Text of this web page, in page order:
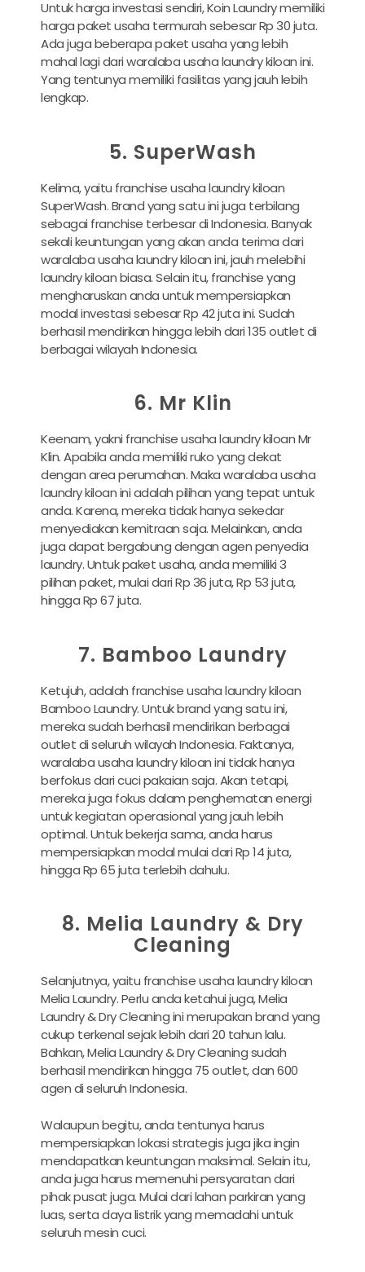
Untuk harga investasi sendiri, Koin Laundry memiliki
harga paket usaha termurah sebesar Rp 30 juta.
Ada juga beberapa paket usaha yang lebih
mahal lagi dari waralaba usaha laundry kiloan ini.
Yang tentunya memiliki fasilitas yang jauh lebih
lengkap.
5. SuperWash
Kelima, yaitu franchise usaha laundry kiloan
SuperWash. Brand yang satu ini juga terbilang
sebagai franchise terbesar di Indonesia. Banyak
sekali keuntungan yang akan anda terima dari
waralaba usaha laundry kiloan ini, jauh melebihi
laundry kiloan biasa. Selain itu, franchise yang
mengharuskan anda untuk mempersiapkan
modal investasi sebesar Rp 42 juta ini. Sudah
berhasil mendirikan hingga lebih dari 135 outlet di
berbagai wilayah Indonesia.
6. Mr Klin
Keenam, yakni franchise usaha laundry kiloan Mr
Klin. Apabila anda memiliki ruko yang dekat
dengan area perumahan. Maka waralaba usaha
laundry kiloan ini adalah pilihan yang tepat untuk
anda. Karena, mereka tidak hanya sekedar
menyediakan kemitraan saja. Melainkan, anda
juga dapat bergabung dengan agen penyedia
laundry. Untuk paket usaha, anda memiliki 3
pilihan paket, mulai dari Rp 36 juta, Rp 53 juta,
hingga Rp 67 juta.
7. Bamboo Laundry
Ketujuh, adalah franchise usaha laundry kiloan
Bamboo Laundry. Untuk brand yang satu ini,
mereka sudah berhasil mendirikan berbagai
outlet di seluruh wilayah Indonesia. Faktanya,
waralaba usaha laundry kiloan ini tidak hanya
berfokus dari cuci pakaian saja. Akan tetapi,
mereka juga fokus dalam penghematan energi
untuk kegiatan operasional yang jauh lebih
optimal. Untuk bekerja sama, anda harus
mempersiapkan modal mulai dari Rp 14 juta,
hingga Rp 65 juta terlebih dahulu.
8. Melia Laundry & Dry
Cleaning
Selanjutnya, yaitu franchise usaha laundry kiloan
Melia Laundry. Perlu anda ketahui juga, Melia
Laundry & Dry Cleaning ini merupakan brand yang
cukup terkenal sejak lebih dari 20 tahun lalu.
Bahkan, Melia Laundry & Dry Cleaning sudah
berhasil mendirikan hingga 75 outlet, dan 600
agen di seluruh Indonesia.
Walaupun begitu, anda tentunya harus
mempersiapkan lokasi strategis juga jika ingin
mendapatkan keuntungan maksimal. Selain itu,
anda juga harus memenuhi persyaratan dari
pihak pusat juga. Mulai dari lahan parkiran yang
luas, serta daya listrik yang memadahi untuk
seluruh mesin cuci.